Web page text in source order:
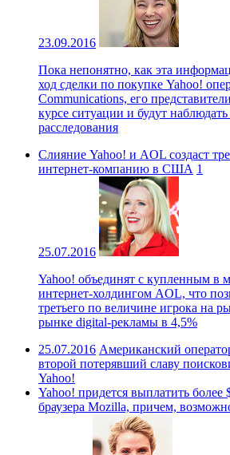
23.09.2016
Пока непонятно, как эта
ход сделки по покупке Yahoo!
Communications, его
курсе ситуации и будут
расследования
Слияние Yahoo! и AOL создаст
интернет-компанию в США 1
25.07.2016
Yahoo! объединят с купленным в
интернет-холдингом AOL, что
третьего по величине игрока на
рынке digital-рекламы в 4,5%
25.07.2016 Американский
второй потерявший славу
Yahoo!
Yahoo! придется выплатить более
браузера Mozilla, причем,